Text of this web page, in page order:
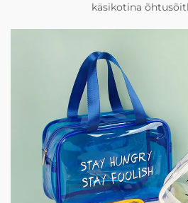
käsikotina